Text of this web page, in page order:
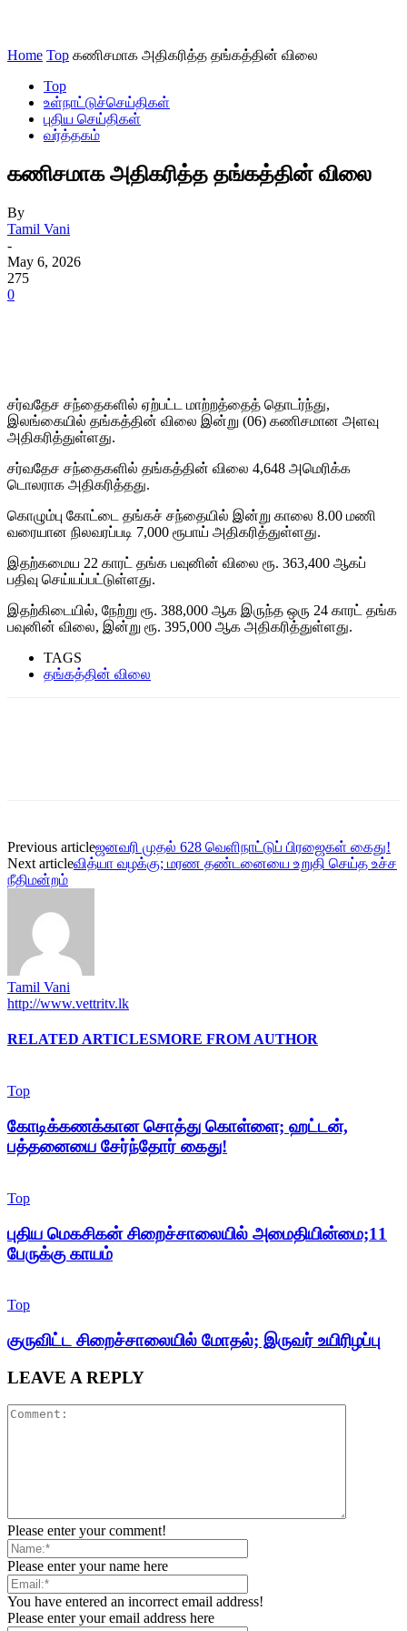
Home Top கணிசமாக அதிகரித்த தங்கத்தின் விலை
Top
உள்நாட்டுச்செய்திகள்
புதிய செய்திகள்
வர்த்தகம்
கணிசமாக அதிகரித்த தங்கத்தின் விலை
By
Tamil Vani
-
May 6, 2026
275
0
சர்வதேச சந்தைகளில் ஏற்பட்ட மாற்றத்தைத் தொடர்ந்து,
இலங்கையில் தங்கத்தின் விலை இன்று (06) கணிசமான அளவு
அதிகரித்துள்ளது.
சர்வதேச சந்தைகளில் தங்கத்தின் விலை 4,648 அமெரிக்க
டொலராக அதிகரித்தது.
கொழும்பு கோட்டை தங்கச் சந்தையில் இன்று காலை 8.00 மணி
வரையான நிலவரப்படி 7,000 ரூபாய் அதிகரித்துள்ளது.
இதற்கமைய 22 காரட் தங்க பவுனின் விலை ரூ. 363,400 ஆகப்
பதிவு செய்யப்பட்டுள்ளது.
இதற்கிடையில், நேற்று ரூ. 388,000 ஆக இருந்த ஒரு 24 காரட் தங்க
பவுனின் விலை, இன்று ரூ. 395,000 ஆக அதிகரித்துள்ளது.
TAGS
தங்கத்தின் விலை
Previous articleஜனவரி முதல் 628 வெளிநாட்டுப் பிரஜைகள் கைது!
Next articleவித்யா வழக்கு; மரண தண்டனையை உறுதி செய்த உச்ச
நீதிமன்றம்
Tamil Vani
http://www.vettritv.lk
RELATED ARTICLESMORE FROM AUTHOR
Top
கோடிக்கணக்கான சொத்து கொள்ளை; ஹட்டன்,
பத்தனையை சேர்ந்தோர் கைது!
Top
புதிய மெகசிகன் சிறைச்சாலையில் அமைதியின்மை;11
பேருக்கு காயம்
Top
குருவிட்ட சிறைச்சாலையில் மோதல்; இருவர் உயிரிழப்பு
LEAVE A REPLY
Please enter your comment!
Please enter your name here
You have entered an incorrect email address!
Please enter your email address here